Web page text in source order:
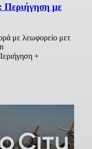
Περιήγηση με
με λεωφορείο μετ
+